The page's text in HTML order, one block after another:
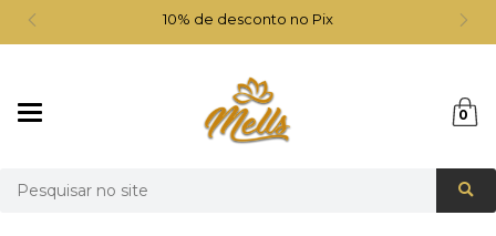
10% de desconto no Pix
0